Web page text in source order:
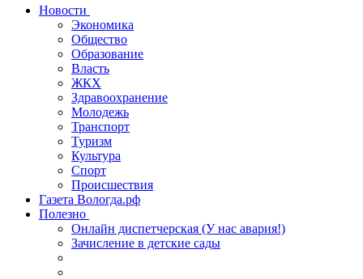
Новости
Экономика
Общество
Образование
Власть
ЖКХ
Здравоохранение
Молодежь
Транспорт
Туризм
Культура
Спорт
Происшествия
Газета Вологда.рф
Полезно
Онлайн диспетчерская (У нас авария!)
Зачисление в детские сады